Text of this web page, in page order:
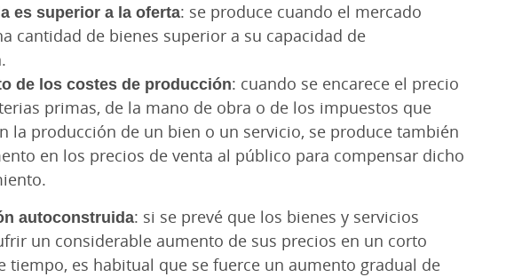
es superior a la oferta: se produce cuando el mercado
cantidad de bienes superior a su capacidad de
de los costes de producción: cuando se encarece el precio
primas, de la mano de obra o de los impuestos que
la producción de un bien o un servicio, se produce también
en los precios de venta al público para compensar dicho
autoconstruida: si se prevé que los bienes y servicios
un considerable aumento de sus precios en un corto
tiempo, es habitual que se fuerce un aumento gradual de